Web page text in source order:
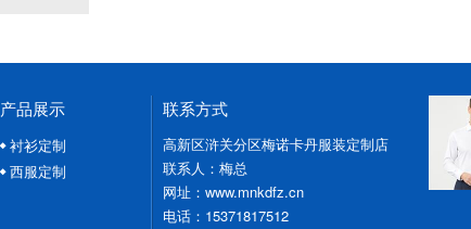
产品展示
衬衫定制
西服定制
联系方式
高新区浒关分区梅诺卡丹服装定制店
联系人：梅总
网址：www.mnkdfz.cn
电话：15371817512